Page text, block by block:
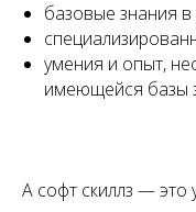
базовые знания
умения и опыт,
имеющейся базы
А софт скиллз — это